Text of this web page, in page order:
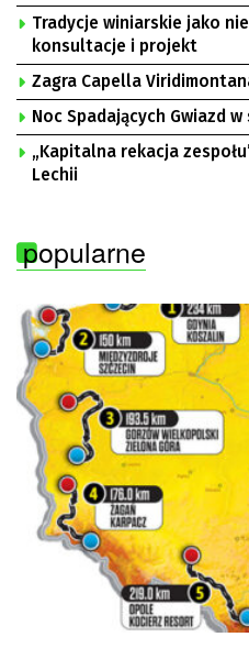
Tradycje winiarskie jako
konsultacje i projekt
Zagra Capella
Noc Spadających Gwiazd
„Kapitalna rekacja
Lechii
popularne